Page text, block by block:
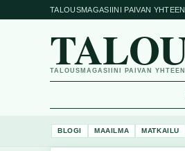
TALOUSMAGASIINI PAIVAN
TALOUSMAGASIINI PAIVAN
BLOGI MAAILMA MATKAILU